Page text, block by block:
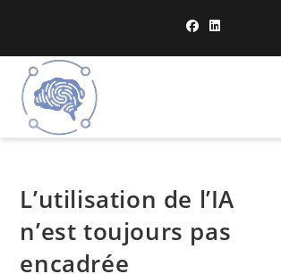
L’utilisation de l’IA
n’est toujours pas
encadrée